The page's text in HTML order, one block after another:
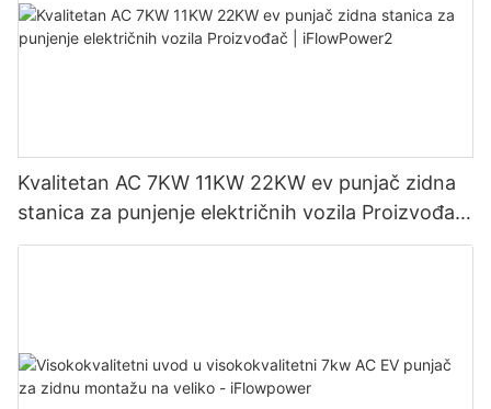
Kvalitetan AC 7KW 11KW 22KW ev punjač zidna
stanica za punjenje električnih vozila Proizvođač
| iFlowPower2